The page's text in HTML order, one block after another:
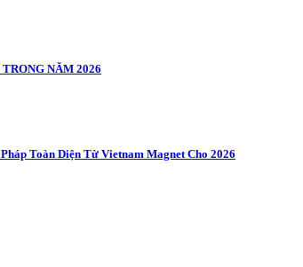
NĂM 2026
Toàn Diện Từ Vietnam Magnet Cho 2026